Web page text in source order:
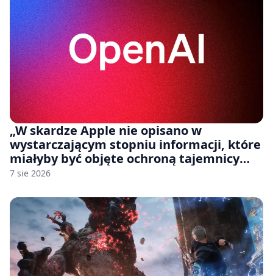
„W skardze Apple nie opisano w
wystarczającym stopniu informacji, które
miałyby być objęte ochroną tajemnicy
handlowej”. OpenAI żąda odrzucenia
7 sie 2026